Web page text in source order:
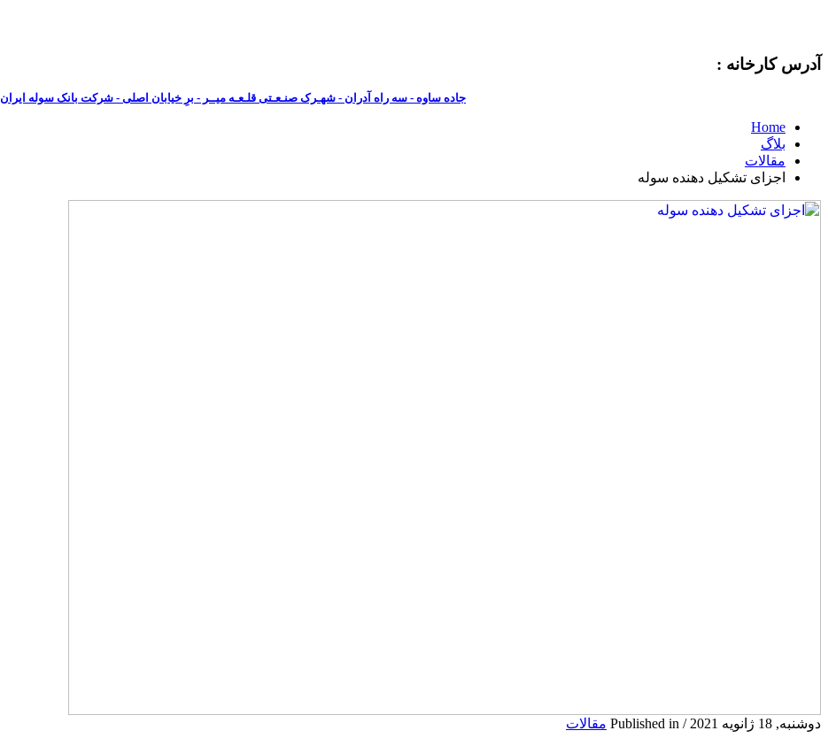
آدرس کارخانه :
جاده ساوه - سه راه آدران - شهـرک صنـعـتی قلـعـه میــر - برِ خیابان اصلی - شرکت بانک سوله ایران
Home
بلاگ
مقالات
اجزای تشکیل دهنده سوله
دوشنبه, 18 ژانویه 2021 /
Published in مقالات